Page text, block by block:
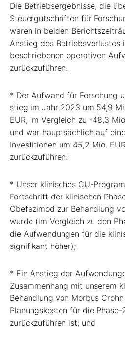
Die Betriebsergebnisse, die
Steuergutschriften für
waren in beiden
Anstieg des Betriebsverlustes
beschriebenen operativen
zurückzuführen.
* Der Aufwand für Forschung
stieg im Jahr 2023 um 54,9
EUR, im Vergleich zu -48,3
und war hauptsächlich auf
Investitionen um 45,2 Mio.
zurückzuführen:
* Unser klinisches CU-
Fortschritt der klinischen
Obefazimod zur Behandlung
wurde (im Vergleich zu den
die Aufwendungen für die
signifikant höher);
* Ein Anstieg der
Zusammenhang mit unserem
Behandlung von Morbus
Planungskosten für die
zurückzuführen ist; und